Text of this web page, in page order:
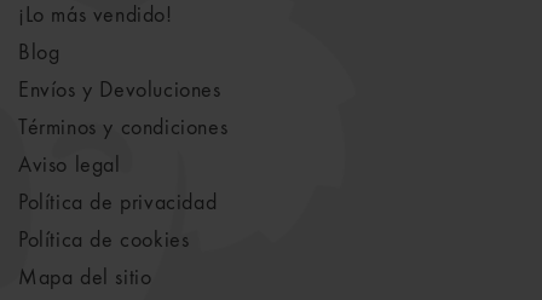
¡Lo más vendido!
Blog
Envíos y Devoluciones
Términos y condiciones
Aviso legal
Política de privacidad
Política de cookies
Mapa del sitio